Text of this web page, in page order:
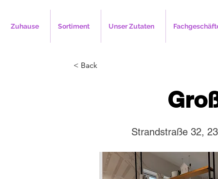
Zuhause Sortiment Unser Zutaten
< Back
Strandstraße 32,